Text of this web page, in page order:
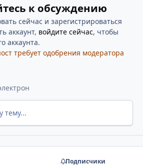
к обсуждению
сейчас и зарегистрироваться
аккаунт, войдите сейчас, чтобы
аккаунта.
требует одобрения модератора
тему...
Подписчики